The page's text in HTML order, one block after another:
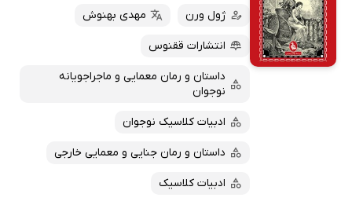
ژول ورن مهدی بهنوش
انتشارات ققنوس
داستان و رمان معمایی و ماجراجویانه
نوجوان
ادبیات کلاسیک نوجوان
داستان و رمان جنایی و معمایی خارجی
ادبیات کلاسیک